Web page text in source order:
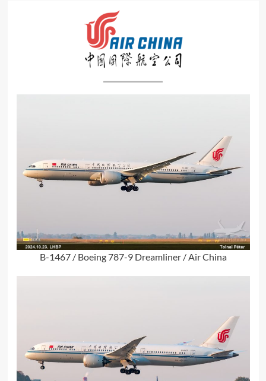
B-1467 / Boeing 787-9 Dreamliner / Air China